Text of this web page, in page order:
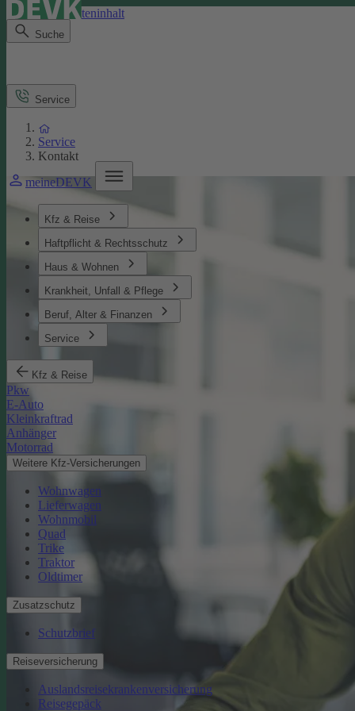
Direkt zum Seiteninhalt
Suche
meineDEVK
Kfz & Reise
Haftpflicht & Rechtsschutz
Haus & Wohnen
Krankheit, Unfall & Pflege
Beruf, Alter & Finanzen
Service
Kfz & Reise
Pkw
E-Auto
Kleinkraftrad
Anhänger
Motorrad
Weitere Kfz-Versicherungen
Wohnwagen
Lieferwagen
Wohnmobil
Quad
Trike
Traktor
Oldtimer
Zusatzschutz
Schutzbrief
Reiseversicherung
Auslandsreisekrankenversicherung
Reisegepäck
Service
Service
Kontakt